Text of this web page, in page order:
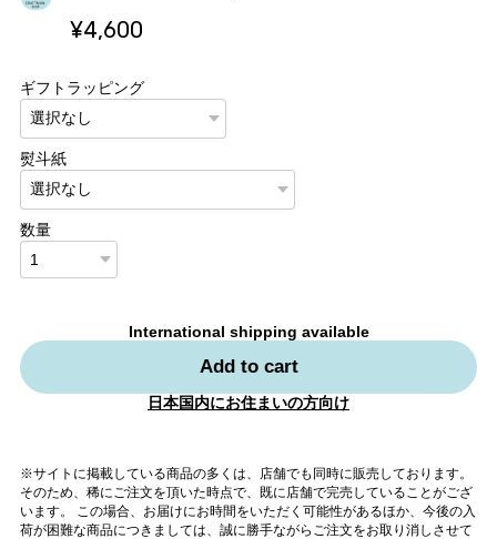
¥4,600
ギフトラッピング
熨斗紙
数量
International shipping available
Add to cart
日本国内にお住まいの方向け
※サイトに掲載している商品の多くは、店舗でも同時に販売しております。
そのため、稀にご注文を頂いた時点で、既に店舗で完売していることがござ
います。 この場合、お届けにお時間をいただく可能性があるほか、今後の入
荷が困難な商品につきましては、誠に勝手ながらご注文をお取り消しさせて